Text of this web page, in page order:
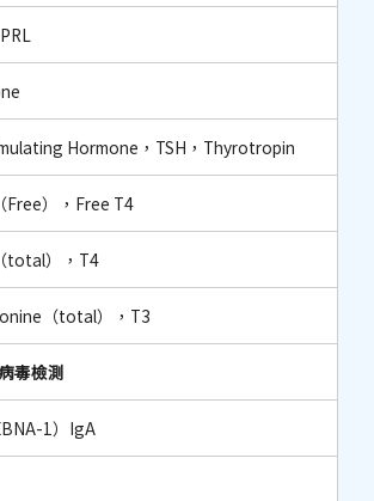
Hormone，TSH，Thyrotropin
Free），Free T4
total），T4
（total），T3
毒檢測
1）IgA